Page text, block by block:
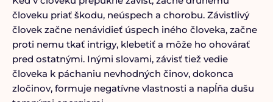
človeku priať škodu, neúspech a chorobu. Závistlivý
človek začne nenávidieť úspech iného človeka, začne
proti nemu tkať intrigy, klebetiť a môže ho ohovárať
pred ostatnými. Inými slovami, závisť tiež vedie
človeka k páchaniu nevhodných činov, dokonca
zločinov, formuje negatívne vlastnosti a napĺňa dušu